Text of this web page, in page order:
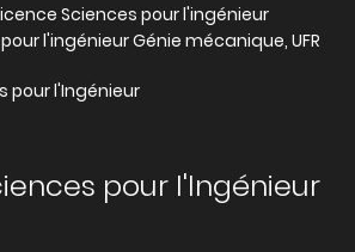
Sciences pour l'ingénieur
l'ingénieur Génie mécanique, UFR
pour l'Ingénieur
pour l'Ingénieur